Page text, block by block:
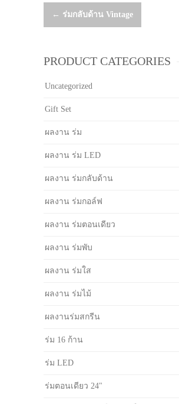
Post
← ร่มกลับด้าน Vintage
PRODUCT CATEGORIES
Uncategorized
Gift Set
ผลงาน ร่ม
ผลงาน ร่ม LED
ผลงาน ร่มกลับด้าน
ผลงาน ร่มกอล์ฟ
ผลงาน ร่มตอนเดียว
ผลงาน ร่มพับ
ผลงาน ร่มใส
ผลงาน ร่มไม้
ผลงานร่มสกรีน
ร่ม 16 ก้าน
ร่ม LED
ร่มตอนเดียว 24"